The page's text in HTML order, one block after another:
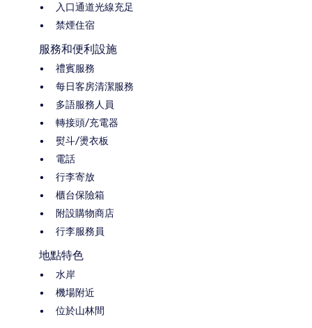
入口通道光線充足
禁煙住宿
服務和便利設施
禮賓服務
每日客房清潔服務
多語服務人員
轉接頭/充電器
熨斗/燙衣板
電話
行李寄放
櫃台保險箱
附設購物商店
行李服務員
地點特色
水岸
機場附近
位於山林間